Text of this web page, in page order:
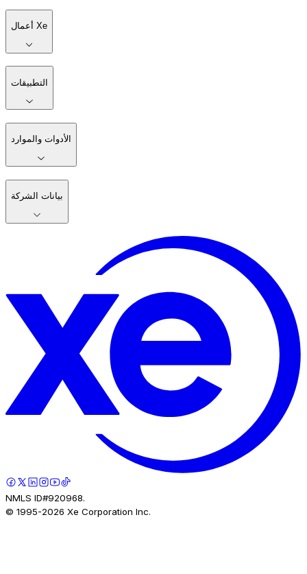
أعمال Xe
التطبيقات
الأدوات والموارد
بيانات الشركة
NMLS ID#920968.
© 1995-2026 Xe Corporation Inc.